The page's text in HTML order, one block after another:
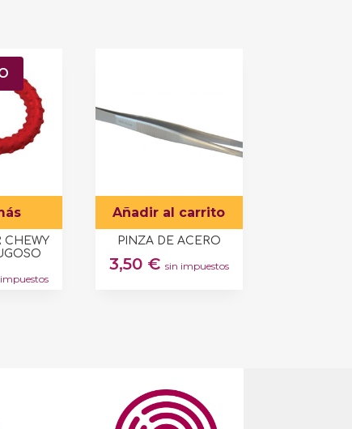
CHEWY
Añadir al carrito
PINZA DE ACERO
3,50 € sin impuestos